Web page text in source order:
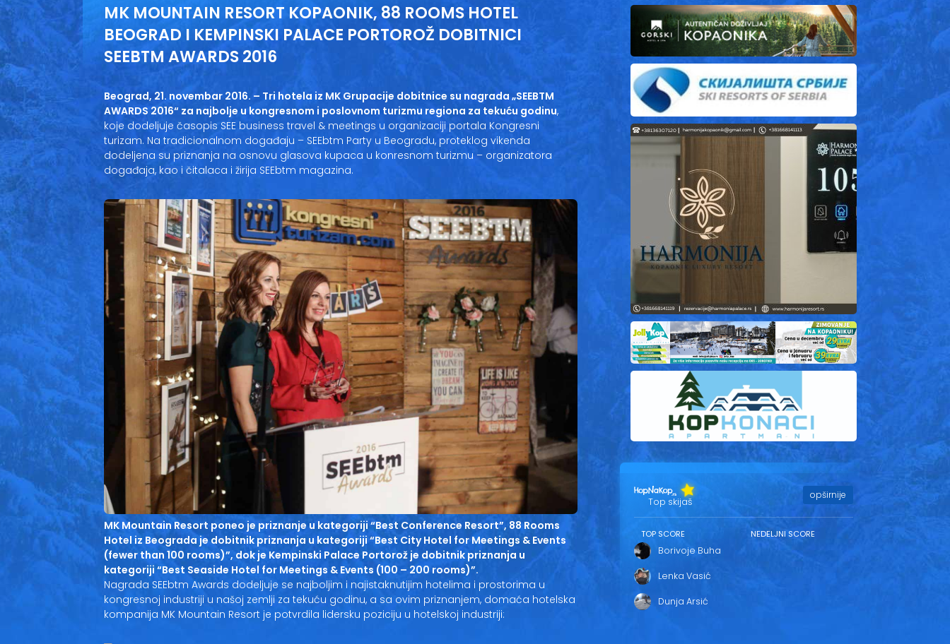
MK MOUNTAIN RESORT KOPAONIK, 88 ROOMS HOTEL
BEOGRAD I KEMPINSKI PALACE PORTOROŽ DOBITNICI
SEEBTM AWARDS 2016
Beograd, 21. novembar 2016. – Tri hotela iz MK Grupacije dobitnice su nagrada „SEEBTM
AWARDS 2016“ za najbolje u kongresnom i poslovnom turizmu regiona za tekuću godinu,
koje dodeljuje časopis SEE business travel & meetings u organizaciji portala Kongresni
turizam. Na tradicionalnom događaju – SEEbtm Party u Beogradu, proteklog vikenda
dodeljena su priznanja na osnovu glasova kupaca u konresnom turizmu – organizatora
događaja, kao i čitalaca i žirija SEEbtm magazina.
MK Mountain Resort poneo je priznanje u kategoriji “Best Conference Resort”, 88 Rooms
Hotel iz Beograda je dobitnik priznanja u kategoriji “Best City Hotel for Meetings & Events
(fewer than 100 rooms)”, dok je Kempinski Palace Portorož je dobitnik priznanja u
kategoriji “Best Seaside Hotel for Meetings & Events (100 – 200 rooms)”.
Nagrada SEEbtm Awards dodeljuje se najboljim i najistaknutijim hotelima i prostorima u
kongresnoj industriji u našoj zemlji za tekuću godinu, a sa ovim priznanjem, domaća hotelska
kompanija MK Mountain Resort je potvrdila lidersku poziciju u hotelskoj industriji:
Top skijaš
opširnije
TOP SCORE
Borivoje Buha
Lenka Vasić
Dunja Arsić
NEDELJNI SCORE